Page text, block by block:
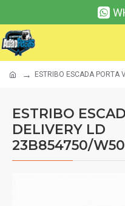
ESTRIBO ESCADA
ESTRIBO
DELIVERY LD
23B854750/